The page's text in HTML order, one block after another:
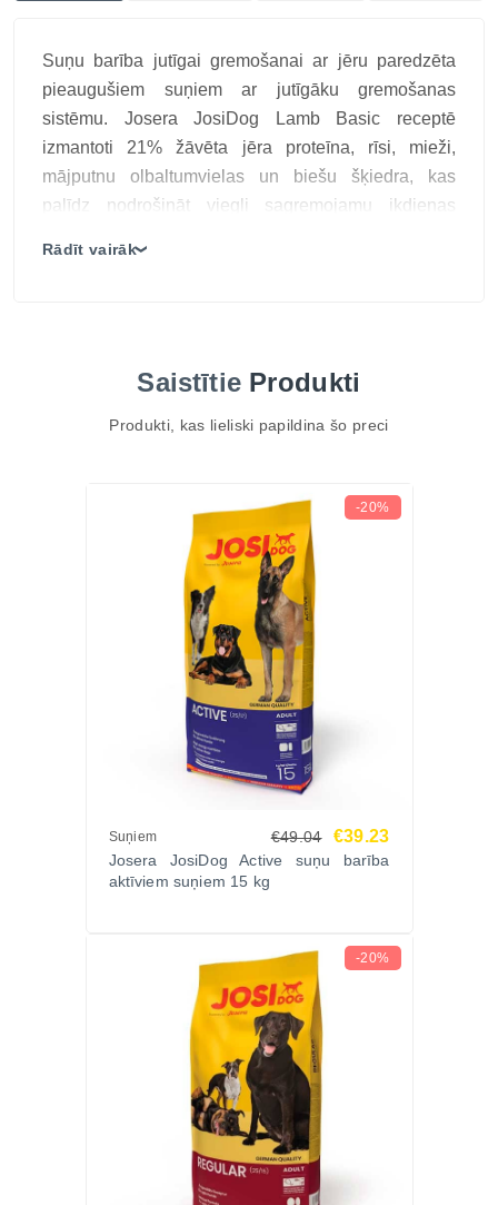
Suņu barība jutīgai gremošanai ar jēru paredzēta
pieaugušiem suņiem ar jutīgāku gremošanas
sistēmu. Josera JosiDog Lamb Basic receptē
izmantoti 21% žāvēta jēra proteīna, rīsi, mieži,
mājputnu olbaltumvielas un biešu šķiedra, kas
palīdz nodrošināt viegli sagremojamu ikdienas
uzturēšanai
Pilnvērtīga sausā barība pieaugušiem suņiem ar
21% jēra proteīna augstai sagremojamībai
75% dzīvnieku proteīna no kopproteīna
L-karnitīns vielmaiņas un enerģijas atbalstam
LIFE PROTECT komplekss imunitātei un locītavām
Piemērota suņiem ar jutīgu gremošanu
Nesatur soju, cukuru, piena produktus un mākslīgās
Pilngraudu kukurūza, žāvēts jēra proteīns (21%), rīsi,
proteīns, minerālvielas, raugs.
Analītiskās sastāvdaļas
Kopproteīni 22%, koptauki 14%, koppelni 8%,
kopšķiedrvielas 2,5%.
Uzturvērtības piedevas uz kg
A vitamīns 20 000 SV, D3 vitamīns 1500 SV, E
vitamīns 180 mg, B grupas vitamīni, biotīns 800 µg,
L-karnitīns 200 mg, dzelzs 175 mg, cinks 150 mg,
selēns 0,25 mg, taurīns 1000 mg.
Rādīt vairāk❯
Saistītie Produkti
Produkti, kas lieliski papildina šo preci
-20%
Suņiem €49.04 €39.23
Josera JosiDog Active suņu barība
aktīviem suņiem 15 kg
-20%